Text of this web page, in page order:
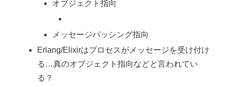
オブジェクト指向
メッセージパッシング指向
Erlang/Elixirはプロセスがメッセージを受け付け
る…真のオブジェクト指向などと言われてい
る？